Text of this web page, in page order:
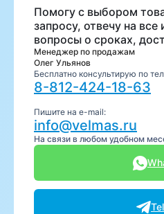
Помогу с выбором
запросу, отвечу на
вопросы о сроках,
Менеджер по продажам
Олег Ульянов
Бесплатно консультирую по
8-812-424-18-63
Пишите на e-mail:
info@velmas.ru
На связи в любом удобном